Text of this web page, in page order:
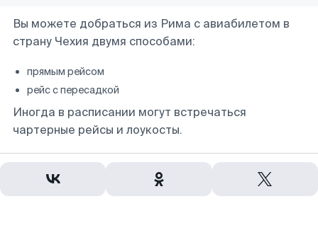
Вы можете добраться из Рима с авиабилетом в
страну Чехия двумя способами:
прямым рейсом
рейс с пересадкой
Иногда в расписании могут встречаться
чартерные рейсы и лоукосты.